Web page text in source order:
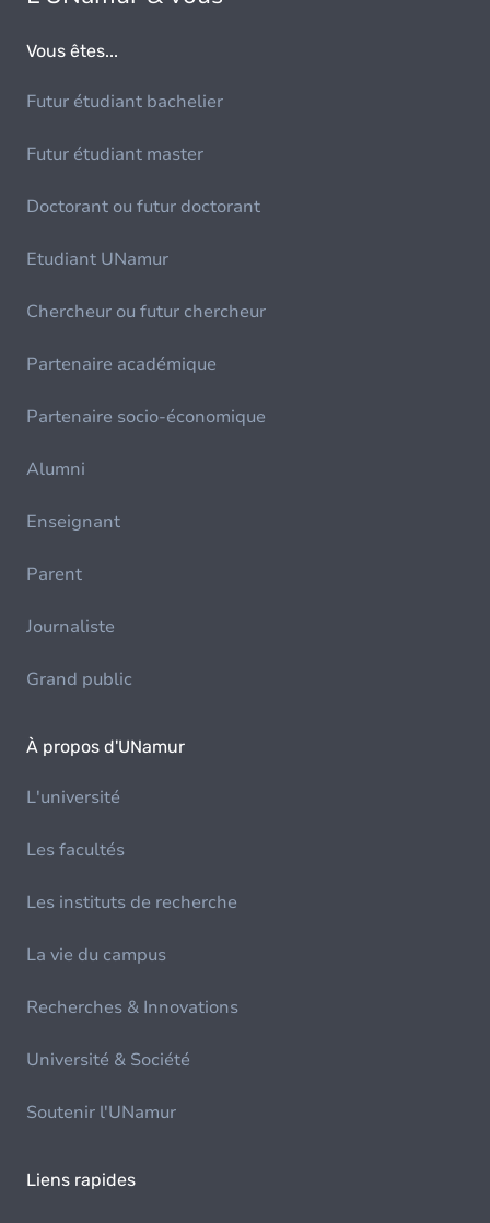
Vous êtes...
Futur étudiant bachelier
Futur étudiant master
Doctorant ou futur doctorant
Etudiant UNamur
Chercheur ou futur chercheur
Partenaire académique
Partenaire socio-économique
Alumni
Enseignant
Parent
Journaliste
Grand public
À propos d'UNamur
L'université
Les facultés
Les instituts de recherche
La vie du campus
Recherches & Innovations
Université & Société
Soutenir l'UNamur
Liens rapides